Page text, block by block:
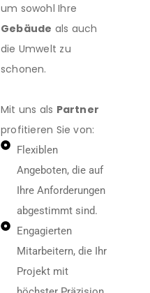
um sowohl Ihre
Gebäude als auch
die Umwelt zu
schonen.
Mit uns als Partner
profitieren Sie von:
Flexiblen
Angeboten, die auf
Ihre Anforderungen
abgestimmt sind.
Engagierten
Mitarbeitern, die Ihr
Projekt mit